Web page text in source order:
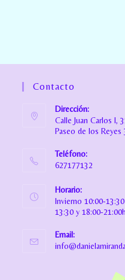
Contacto
Dirección:
Calle Juan Carlos I,
Paseo de los Reyes
Teléfono:
627177132
Horario:
Invierno 10:00-
13:30 y 18:00-21:00h
Email: